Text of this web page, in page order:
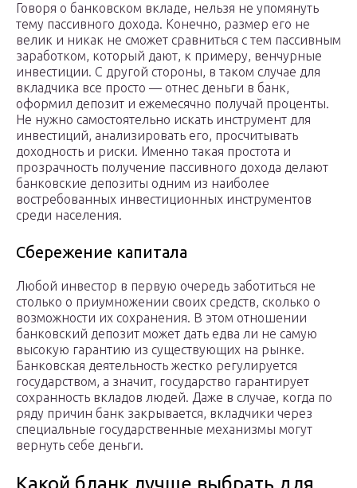
Говоря о банковском вкладе, нельзя не упомянуть
тему пассивного дохода. Конечно, размер его не
велик и никак не сможет сравниться с тем пассивным
заработком, который дают, к примеру, венчурные
инвестиции. С другой стороны, в таком случае для
вкладчика все просто — отнес деньги в банк,
оформил депозит и ежемесячно получай проценты.
Не нужно самостоятельно искать инструмент для
инвестиций, анализировать его, просчитывать
доходность и риски. Именно такая простота и
прозрачность получение пассивного дохода делают
банковские депозиты одним из наиболее
востребованных инвестиционных инструментов
среди населения.
Сбережение капитала
Любой инвестор в первую очередь заботиться не
столько о приумножении своих средств, сколько о
возможности их сохранения. В этом отношении
банковский депозит может дать едва ли не самую
высокую гарантию из существующих на рынке.
Банковская деятельность жестко регулируется
государством, а значит, государство гарантирует
сохранность вкладов людей. Даже в случае, когда по
ряду причин банк закрывается, вкладчики через
специальные государственные механизмы могут
вернуть себе деньги.